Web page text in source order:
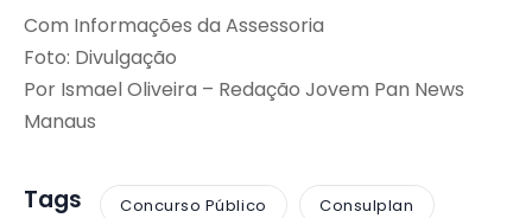
Com Informações da Assessoria
Foto: Divulgação
Por Ismael Oliveira – Redação Jovem Pan News
Manaus
Tags Concurso Público Consulplan